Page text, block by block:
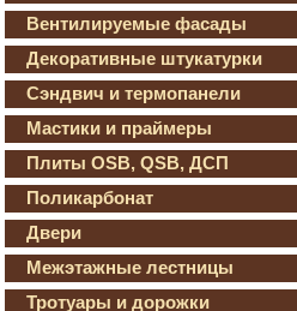
Вентилируемые фасады
Декоративные штукатурки
Сэндвич и термопанели
Мастики и праймеры
Плиты OSB, QSB, ДСП
Поликарбонат
Двери
Межэтажные лестницы
Тротуары и дорожки